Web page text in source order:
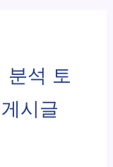
분석 토
시글